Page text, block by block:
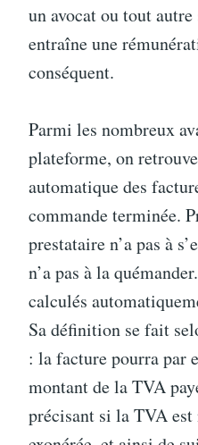
un avocat ou tout
entraîne une
conséquent.
Parmi les nombreux
plateforme, on
automatique des
commande terminée.
prestataire n’a pas à
n’a pas à la
calculés
Sa définition se fait
: la facture pourra par
montant de la TVA
précisant si la TVA